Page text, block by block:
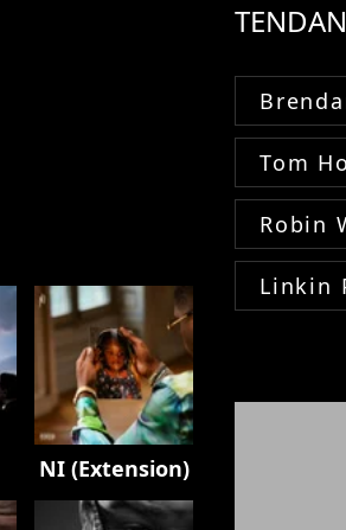
NI (Extension)
Tom
Robin
Linkin